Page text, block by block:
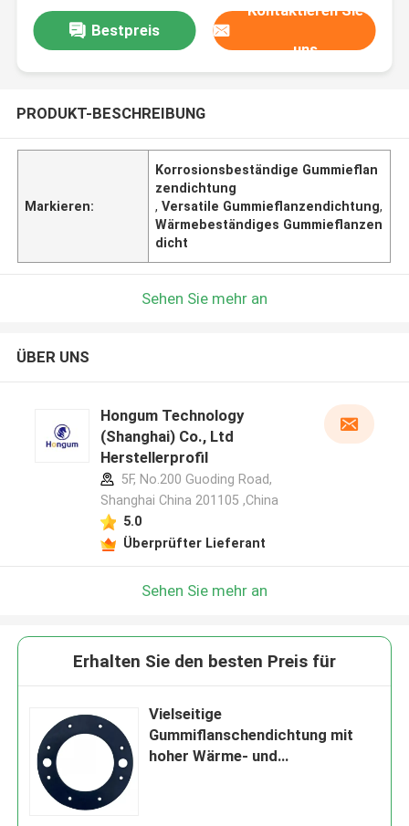
Bestpreis
Kontaktieren Sie
uns
PRODUKT-BESCHREIBUNG
Markieren:
Korrosionsbeständige Gummieflan
zendichtung
,Versatile Gummieflanzendichtung,
Wärmebeständiges Gummieflanzen
dicht
Sehen Sie mehr an
ÜBER UNS
Hongum Technology
(Shanghai) Co., Ltd
Herstellerprofil
5F, No.200 Guoding Road,
Shanghai China 201105 ,China
5.0
Überprüfter Lieferant
Sehen Sie mehr an
Erhalten Sie den besten Preis für
Vielseitige
Gummiflanschendichtung mit
hoher Wärme- und